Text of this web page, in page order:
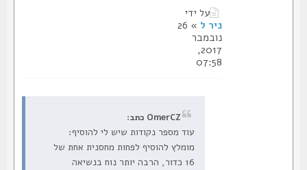
על ידי
ניר ל
» 26
נובמבר
2017,
07:58
OmerCZ כתב:
עוד מספר נקודות שיש לי להוסיף:
מומלץ להוסיף לפחות מחסנית אחת של
16 כדור, הרבה יותר נוח בנשיאה